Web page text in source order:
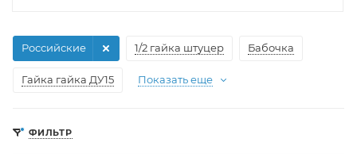
1/2 гайка штуцер Бабочка
Гайка гайка ДУ15
Российские
Показать еще
ФИЛЬТР